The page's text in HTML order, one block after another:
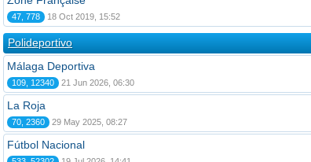
47, 778 18 Oct 2019, 15:52
Polideportivo
Málaga Deportiva
109, 12340 21 Jun 2026, 06:30
La Roja
70, 2360 29 May 2025, 08:27
Fútbol Nacional